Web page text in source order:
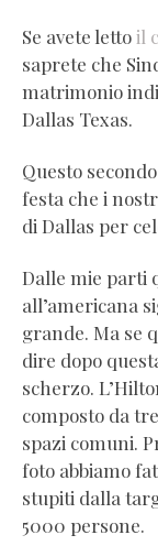
Se avete lettoil
saprete che
matrimonio
Dallas Texas.
Questo
festa che i
di Dallas per
Dalle mie parti
all’americana
grande. Ma se
dire dopo
scherzo.
composto da
spazi comuni.
foto abbiamo
stupiti dalla
5000 persone.